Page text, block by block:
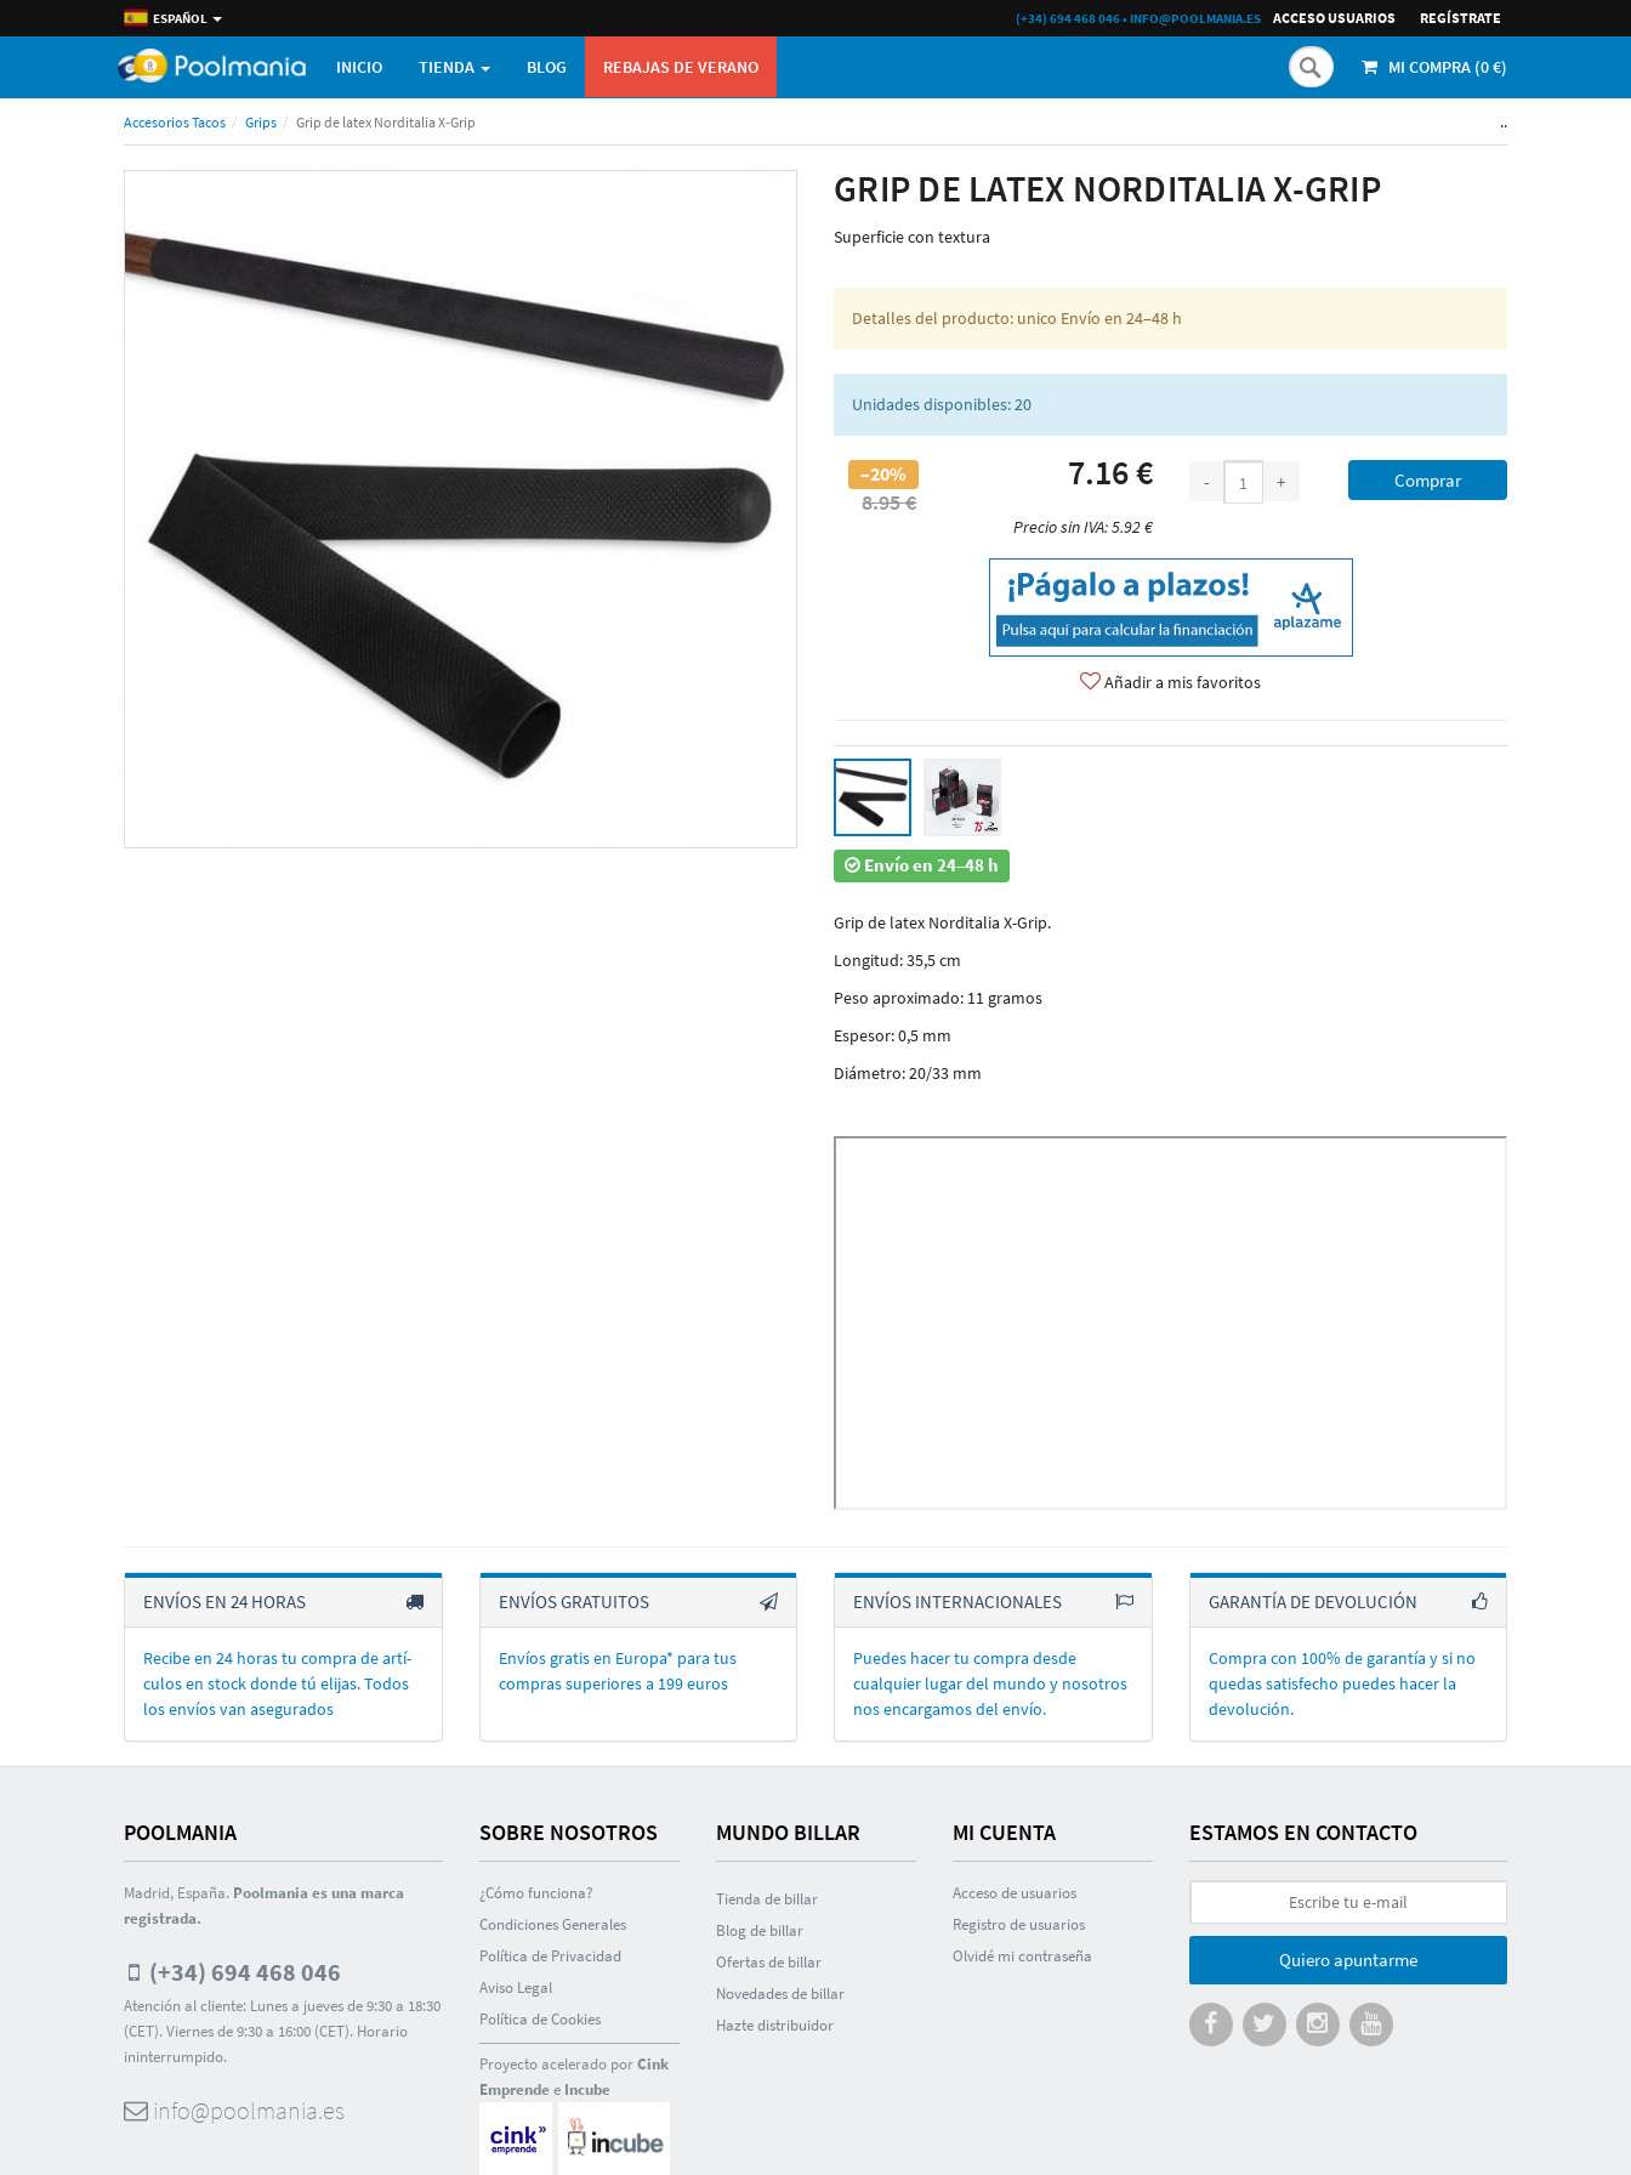
ESPAÑOL ACCESO USUARIOS REGÍ­STRATE
(+34) 694 468 046•INFO@POOLMANIA.ES
INICIO TIENDA BLOG REBAJAS DE VERANO MI COMPRA (0€)
Accesorios Tacos Grips Grip de latex Norditalia X-Grip ..
GRIP DE LATEX NORDITALIA X-GRIP
Superficie con textura
Detalles del producto: unico Envío en 24–48 h
Unidades disponibles: 20
–20%
8.95 €
7.16 €
Precio sin IVA: 5.92 €
- + Comprar
Añadir a mis favoritos
Envío en 24–48 h
Grip de latex Norditalia X-Grip.
Longitud: 35,5 cm
Peso aproximado: 11 gramos
Espesor: 0,5 mm
Diámetro: 20/33 mm
ENVÍOS EN 24 HORAS
Recibe en 24 horas tu compra de artí­
culos en stock donde tú elijas. Todos
los enví­os van asegurados
ENVÍOS GRATUITOS
Envíos gratis en Europa* para tus
compras superiores a 199 euros
ENVÍOS INTERNACIONALES
Puedes hacer tu compra desde
cualquier lugar del mundo y nosotros
nos encargamos del enví­o.
GARANTÍA DE DEVOLUCIÓN
Compra con 100% de garantí­a y si no
quedas satisfecho puedes hacer la
devolución.
POOLMANIA
Madrid, España. Poolmania es una marca
registrada.
(+34) 694 468 046
Atención al cliente: Lunes a jueves de 9:30 a 18:30
(CET). Viernes de 9:30 a 16:00 (CET). Horario
ininterrumpido.
info@poolmania.es
SOBRE NOSOTROS
¿Cómo funciona?
Condiciones Generales
Polí­tica de Privacidad
Aviso Legal
Polí­tica de Cookies
Proyecto acelerado porCink
Emprendee Incube
MUNDO BILLAR
Tienda de billar
Blog de billar
Ofertas de billar
Novedades de billar
Hazte distribuidor
MI CUENTA
Acceso de usuarios
Registro de usuarios
Olvidé mi contraseña
ESTAMOS EN CONTACTO
Quiero apuntarme